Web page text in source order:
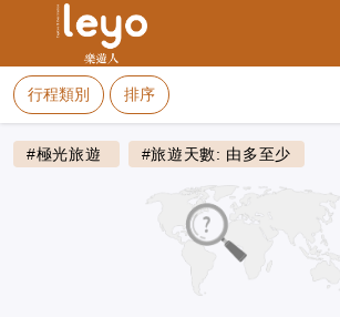
行程類別 排序
#極光旅遊 #旅遊天數: 由多至少